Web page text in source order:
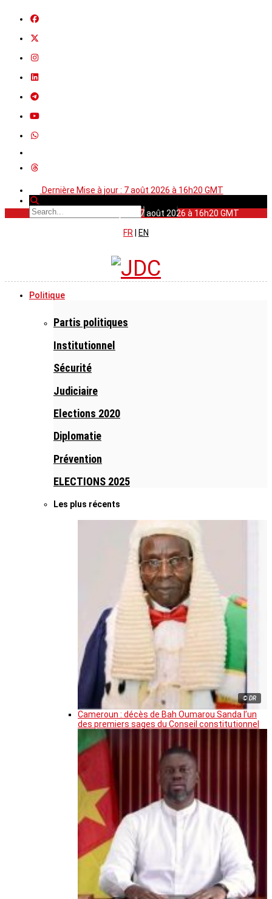
Dernière Mise à jour : 7 août 2026 à 16h20 GMT
Dernière Mise à jour : 7 août 2026 à 16h20 GMT
FR
EN
Politique
Partis politiques
Institutionnel
Sécurité
Judiciaire
Elections 2020
Diplomatie
Prévention
ELECTIONS 2025
Les plus récents
© DR
Cameroun : décès de Bah Oumarou Sanda l’un
des premiers sages du Conseil constitutionnel